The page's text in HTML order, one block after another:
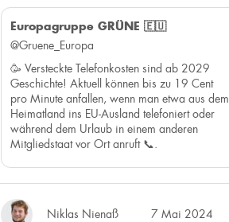
Europagruppe GRÜNE 🇪🇺
@Gruene_Europa
🥳 Versteckte Telefonkosten sind ab 2029
Geschichte! Aktuell können bis zu 19 Cent
pro Minute anfallen, wenn man etwa aus dem
Heimatland ins EU-Ausland telefoniert oder
während dem Urlaub in einem anderen
Mitgliedstaat vor Ort anruft 📞.
Niklas Nienaß 7 Mai 2024